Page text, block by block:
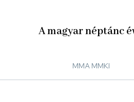
A magyar néptánc
MMA MMKI